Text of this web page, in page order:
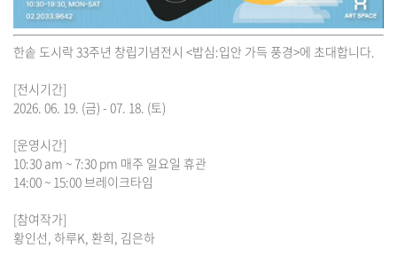
한솥 도시락 33주년 창립기념전시 <밥심:입안 가득 풍경>에 초대합니다.
[전시기간]
2026. 06. 19. (금) - 07. 18. (토)
[운영시간]
10:30 am ~ 7:30 pm 매주 일요일 휴관
14:00 ~ 15:00 브레이크타임
[참여작가]
황인선, 하루K, 환희, 김은하